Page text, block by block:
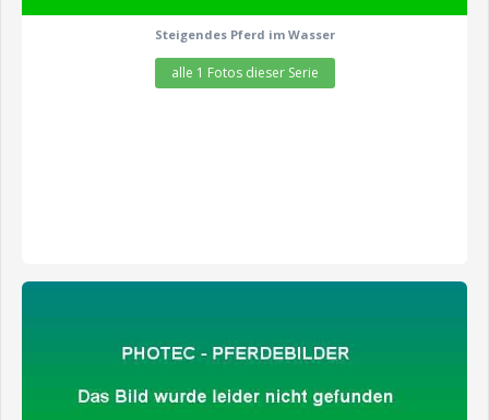
Steigendes Pferd im Wasser
alle 1 Fotos dieser Serie